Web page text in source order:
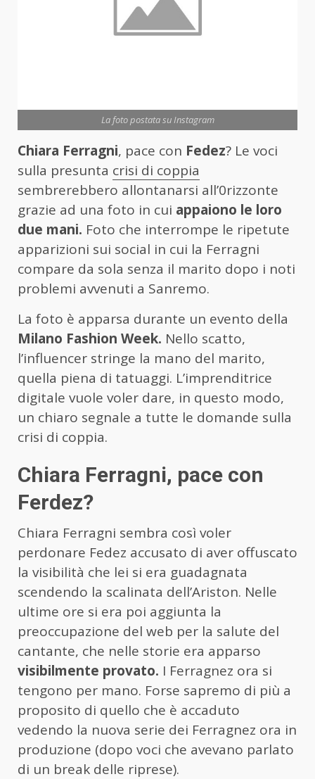
La foto postata su Instagram
Chiara Ferragni, pace con Fedez? Le voci
sulla presunta crisi di coppia
sembrerebbero allontanarsi all’0rizzonte
grazie ad una foto in cui appaiono le loro
due mani. Foto che interrompe le ripetute
apparizioni sui social in cui la Ferragni
compare da sola senza il marito dopo i noti
problemi avvenuti a Sanremo.
La foto è apparsa durante un evento della
Milano Fashion Week. Nello scatto,
l’influencer stringe la mano del marito,
quella piena di tatuaggi. L’imprenditrice
digitale vuole voler dare, in questo modo,
un chiaro segnale a tutte le domande sulla
crisi di coppia.
Chiara Ferragni, pace con
Ferdez?
Chiara Ferragni sembra così voler
perdonare Fedez accusato di aver offuscato
la visibilità che lei si era guadagnata
scendendo la scalinata dell’Ariston. Nelle
ultime ore si era poi aggiunta la
preoccupazione del web per la salute del
cantante, che nelle storie era apparso
visibilmente provato. I Ferragnez ora si
tengono per mano. Forse sapremo di più a
proposito di quello che è accaduto
vedendo la nuova serie dei Ferragnez ora in
produzione (dopo voci che avevano parlato
di un break delle riprese).